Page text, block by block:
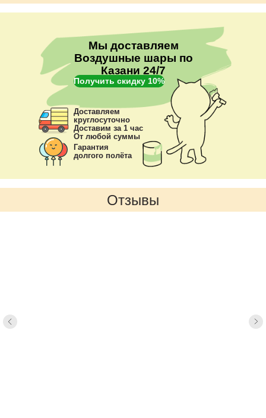
преимущества
Мы доставляем
Воздушные шары по
Казани 24/7
Получить скидку 10%
Доставляем
круглосуточно
Доставим за 1 час
От любой суммы
Гарантия
долгого полёта
Отзывы